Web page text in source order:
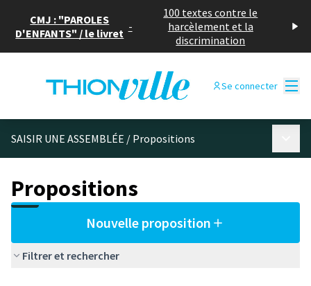
CMJ : "PAROLES
D'ENFANTS" / le livret -
100 textes contre le
harcèlement et la
discrimination
Se connecter
SAISIR UNE ASSEMBLÉE / Propositions
Propositions
Nouvelle proposition
Filtrer et rechercher